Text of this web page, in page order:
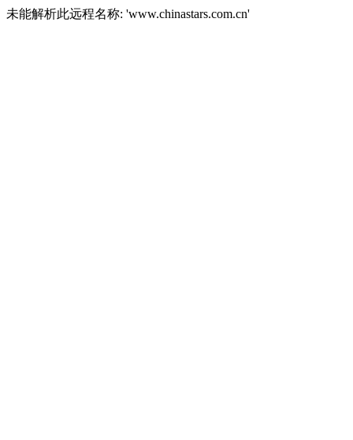
未能解析此远程名称: 'www.chinastars.com.cn'